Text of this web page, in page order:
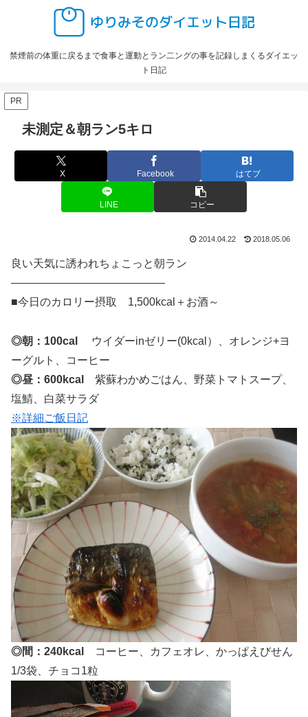
禁煙前の体重に戻るまで食事と運動とラン二ングの事を記録しまくるダイエッ
ト日記
PR
未測定＆朝ラン5キロ
X Facebook はてブ
LINE コピー
2014.04.22 2018.05.06
良い天気に誘われちょこっと朝ラン
——————————————
■今日のカロリー摂取 1,500kcal＋お酒～
◎朝：100cal
ウイダーinゼリー(0kcal）、オレンジ+ヨ
ーグルト、コーヒー
◎昼：600kcal
紫蘇わかめごはん、野菜トマトスープ、
塩鯖、白菜サラダ
※詳細ご飯日記
◎間：240kcal
コーヒー、カフェオレ、かっぱえびせん
1/3袋、チョコ1粒